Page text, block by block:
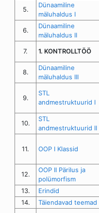
5.
Dünaamiline
mäluhaldus I
6.
Dünaamiline
mäluhaldus II
7. 1. KONTROLLTÖÖ
8.
Dünaamiline
mäluhaldus III
9.
STL
andmestruktuurid I
10.
STL
andmestruktuurid II
11. OOP I Klassid
12.
OOP II Pärilus ja
polümorfism
13. Erindid
14.
Täiendavad teemad